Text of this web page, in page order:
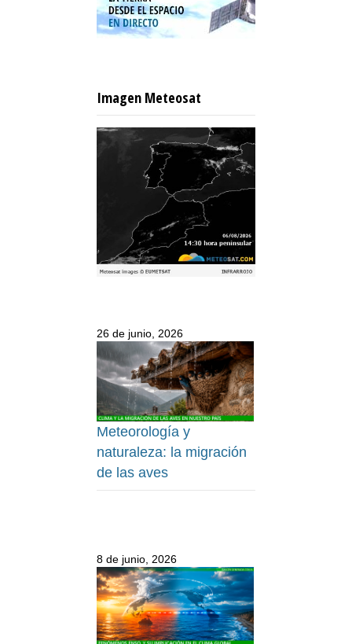
Imagen Meteosat
26 de junio, 2026
Meteorología y
naturaleza: la migración
de las aves
8 de junio, 2026